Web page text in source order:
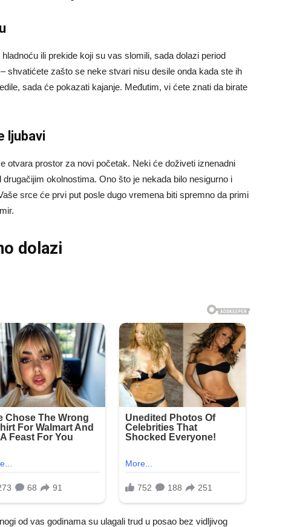
ili prekide koji su vas slomili, sada dolazi period
shvatićete zašto se neke stvari nisu desile onda kada ste ih
sada će pokazati kajanje. Međutim, vi ćete znati da birate
ljubavi
otvara prostor za novi početak. Neki će doživeti iznenadni
okolnostima. Ono što je nekada bilo nesigurno i
srce će prvi put posle dugo vremena biti spremno da primi
dolazi
od vas godinama su ulagali trud u posao bez vidljivog